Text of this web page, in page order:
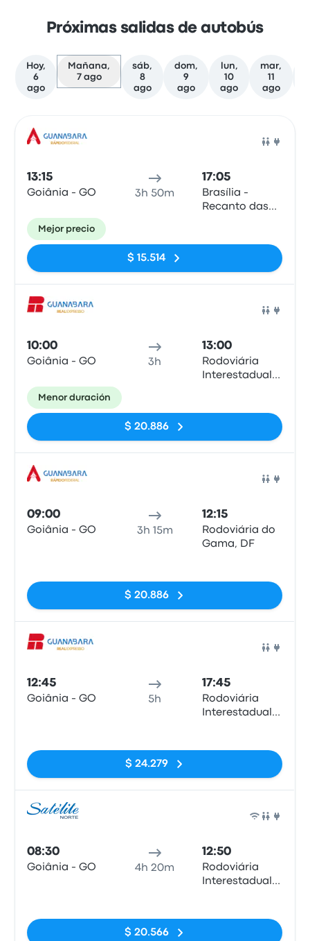
Próximas salidas de autobús
Hoy,
6
ago
Mañana,
7 ago
sáb,
8
ago
dom,
9
ago
lun,
10
ago
mar,
11
ago
13:15
Goiânia - GO 3h 50m
17:05
Brasília -
Recanto das
Mejor precio
$ 15.514
10:00
Goiânia - GO 3h
13:00
Rodoviária
Interestadual
Menor duración
$ 20.886
09:00
Goiânia - GO 3h 15m
12:15
Rodoviária do
Gama, DF
$ 20.886
12:45
Goiânia - GO 5h
17:45
Rodoviária
Interestadual
$ 24.279
08:30
Goiânia - GO 4h 20m
12:50
Rodoviária
Interestadual
$ 20.566